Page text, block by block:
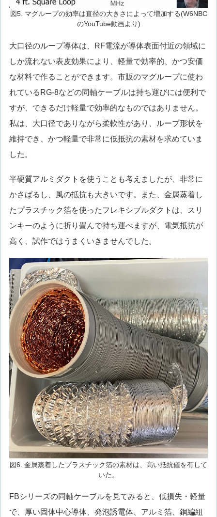
図5. マグループの効率は直径の大きさによって増加する(W6NBC
のYouTube動画より)
大口径のループ導体は、RF電流が導体表面付近の領域に
しか流れない表皮効果により、軽量で効率的、かつ安価
な材料で作ることができます。市販のマグループに使わ
れているRG-8などの同軸ケーブルは持ち運びには便利で
すが、できるだけ軽量で効率的なものではありません。
私は、大口径でありながら柔軟性があり、ループ形状を
維持でき、かつ軽量で非常に低抵抗の素材を求めていま
した。
半硬質アルミダクトを使うことも考えましたが、非常に
かさばるし、風の抵抗も大きいです。また、金属蒸着し
たプラスチック箔を使ったフレキシブルダクトは、スリ
ンキーのように折り畳んで持ち運べますが、電気抵抗が
高く、試作ではうまくいきませんでした。
図6. 金属蒸着したプラスチック箔の素材は、高い抵抗値を有して
いた。
FBシリーズの同軸ケーブルを見てみると、低損失・軽量
で、厚い固体中心導体、発泡誘電体、アルミ箔、銅編組